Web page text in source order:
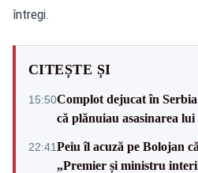
întregi.
CITEȘTE ȘI
15:50Complot dejucat în
că plănuiau asasinarea
22:41Peiu îl acuză pe Bolojan
„Premier și ministru